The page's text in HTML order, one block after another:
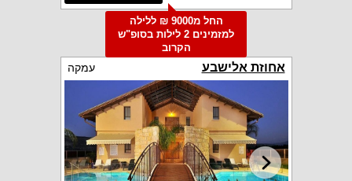
החל מ9000 ₪ ללילה
למזמינים 2 לילות בסופ"ש
הקרוב
אחוזת אלישבע עמקה